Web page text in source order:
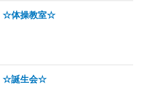
☆体操教室☆
☆誕生会☆